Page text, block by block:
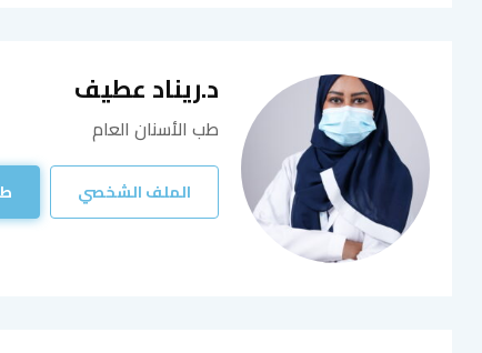
د.ريناد عطيف
طب الأسنان العام
الملف الشخصي